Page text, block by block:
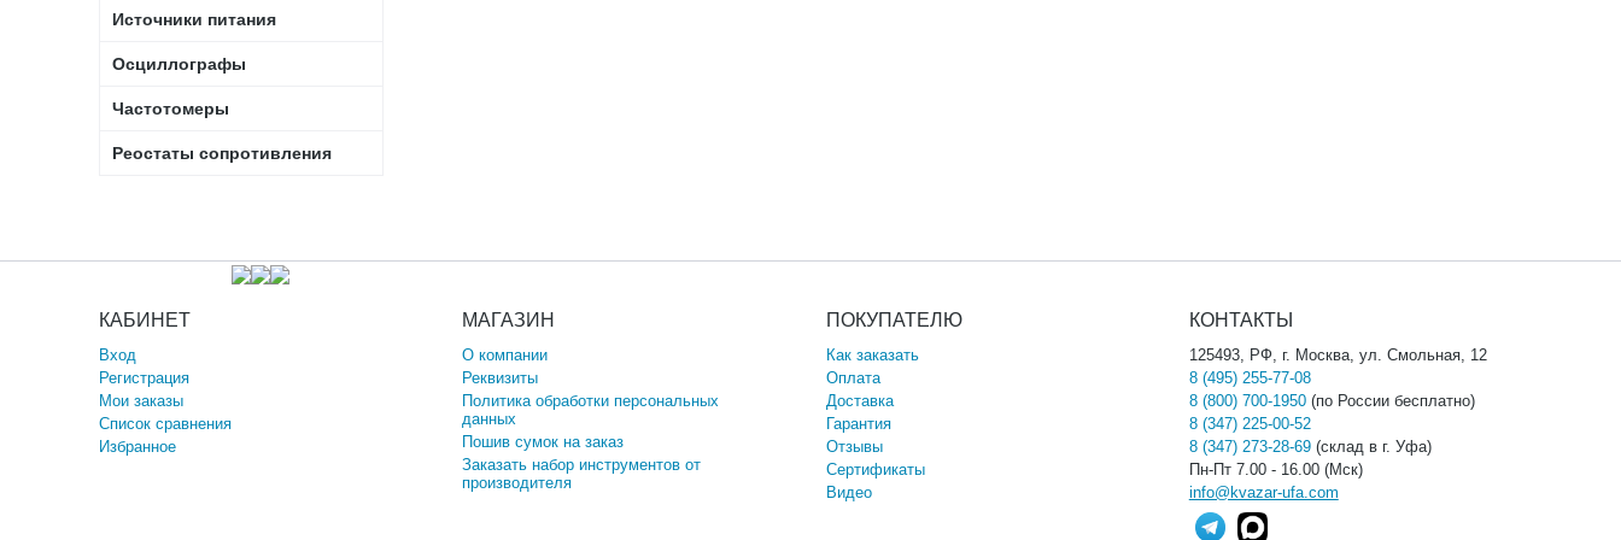
Источники питания
Осциллографы
Частотомеры
Реостаты сопротивления
КАБИНЕТ
Вход
Регистрация
Мои заказы
Список сравнения
Избранное
МАГАЗИН
О компании
Реквизиты
Политика обработки персональных
данных
Пошив сумок на заказ
Заказать набор инструментов от
производителя
ПОКУПАТЕЛЮ
Как заказать
Оплата
Доставка
Гарантия
Отзывы
Сертификаты
Видео
КОНТАКТЫ
125493, РФ, г. Москва, ул. Смольная, 12
8 (495) 255-77-08
8 (800) 700-1950(по России бесплатно)
8 (347) 225-00-52
8 (347) 273-28-69(склад в г. Уфа)
Пн-Пт 7.00 - 16.00 (Мск)
info@kvazar-ufa.com